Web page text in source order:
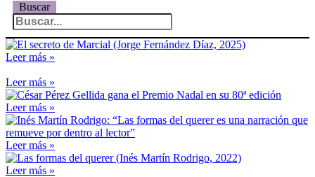
Buscar
Leer más »
Leer más »
Leer más »
Leer más »
Leer más »